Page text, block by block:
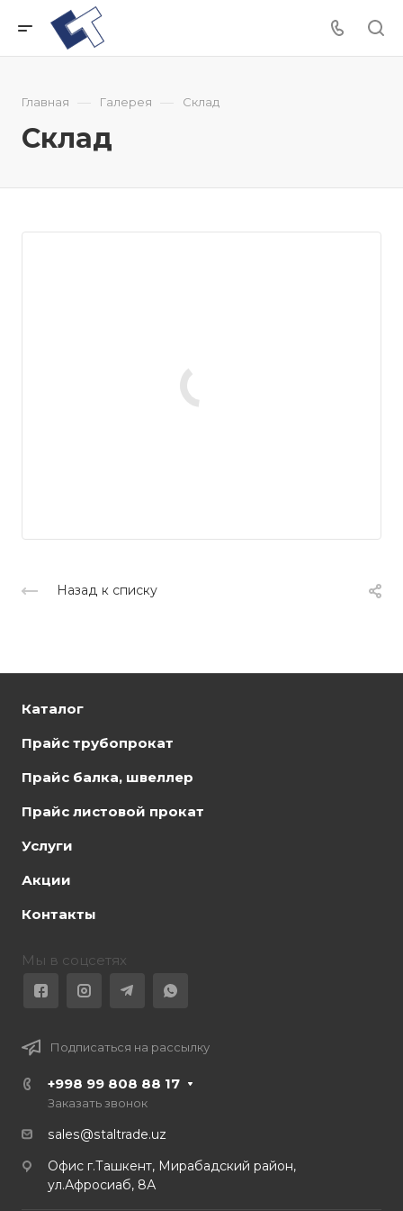
Главная — Галерея — Склад
Склад
Назад к списку
Каталог
Прайс трубопрокат
Прайс балка, швеллер
Прайс листовой прокат
Услуги
Акции
Контакты
Мы в соцсетях
Подписаться на рассылку
+998 99 808 88 17
Заказать звонок
sales@staltrade.uz
Офис г.Ташкент, Мирабадский район,
ул.Афросиаб, 8А